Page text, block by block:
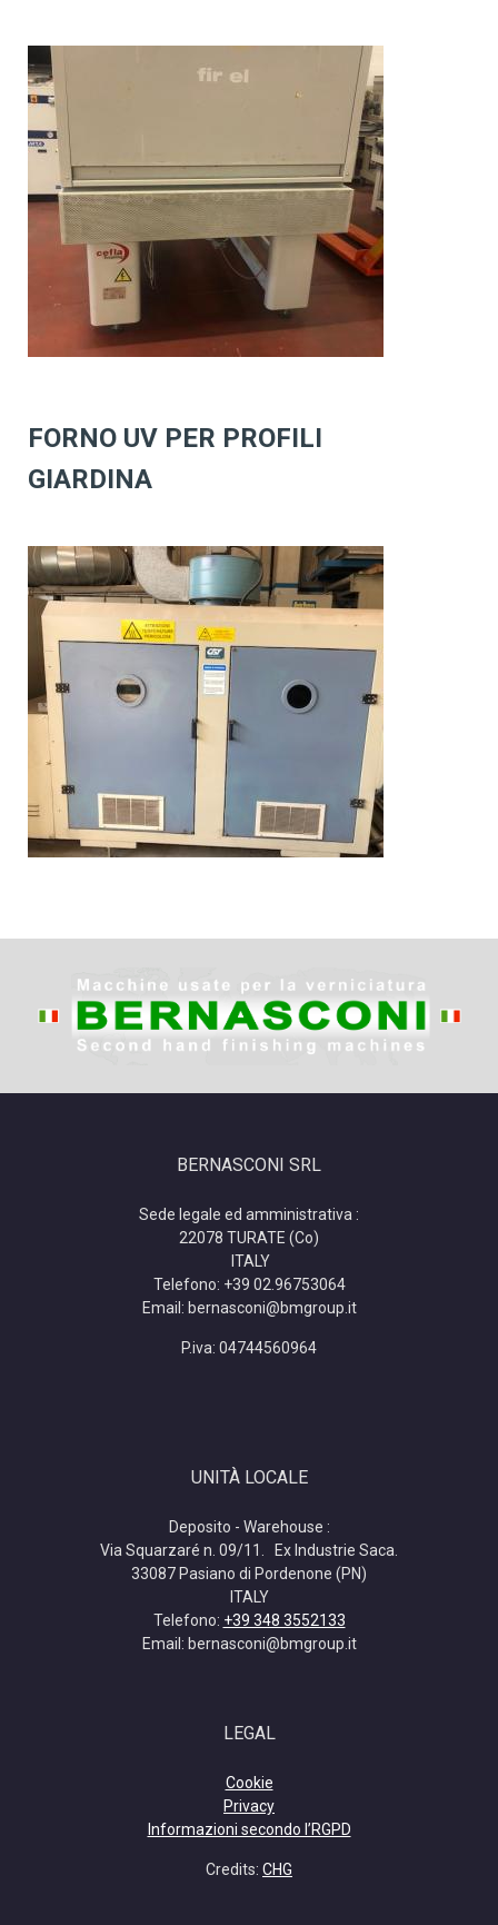
FORNO UV PER PROFILI
GIARDINA
BERNASCONI SRL
Sede legale ed amministrativa :
22078 TURATE (Co)
ITALY
Telefono: +39 02.96753064
Email: bernasconi@bmgroup.it
P.iva: 04744560964
UNITÀ LOCALE
Deposito - Warehouse :
Via Squarzaré n. 09/11. Ex Industrie Saca.
33087 Pasiano di Pordenone (PN)
ITALY
Telefono: +39 348 3552133
Email: bernasconi@bmgroup.it
LEGAL
Cookie
Privacy
Informazioni secondo l’RGPD
Credits: CHG